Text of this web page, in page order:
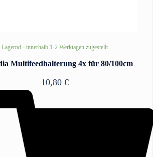
Lagernd - innerhalb 1-2 Werktagen zugestellt
Multifeedhalterung 4x für 80/100cm
10,80 €